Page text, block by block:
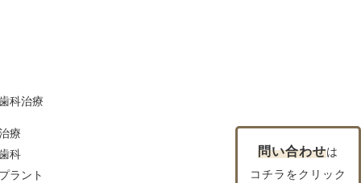
科治療
療
科
ラント
問い合わせは
コチラをクリック